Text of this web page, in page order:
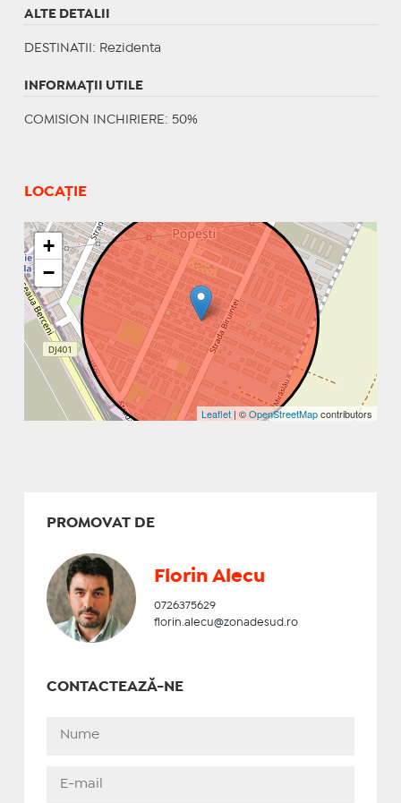
ALTE DETALII
DESTINATII : Rezidenta
INFORMAŢII UTILE
COMISION INCHIRIERE: 50%
LOCAȚIE
+
−
Leaflet | ©OpenStreetMapcontributors
PROMOVAT DE
Florin Alecu
0726375629
florin.alecu@zonadesud.ro
CONTACTEAZĂ-NE